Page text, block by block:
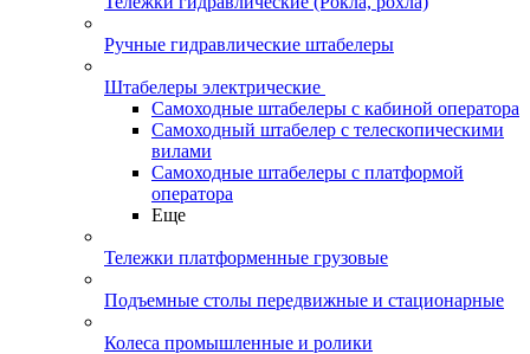
Ручные гидравлические штабелеры
Штабелеры электрические
Самоходные штабелеры с кабиной оператора
Самоходный штабелер с телескопическими
вилами
Самоходные штабелеры с платформой
оператора
Еще
Тележки платформенные грузовые
Подъемные столы передвижные и стационарные
Колеса промышленные и ролики